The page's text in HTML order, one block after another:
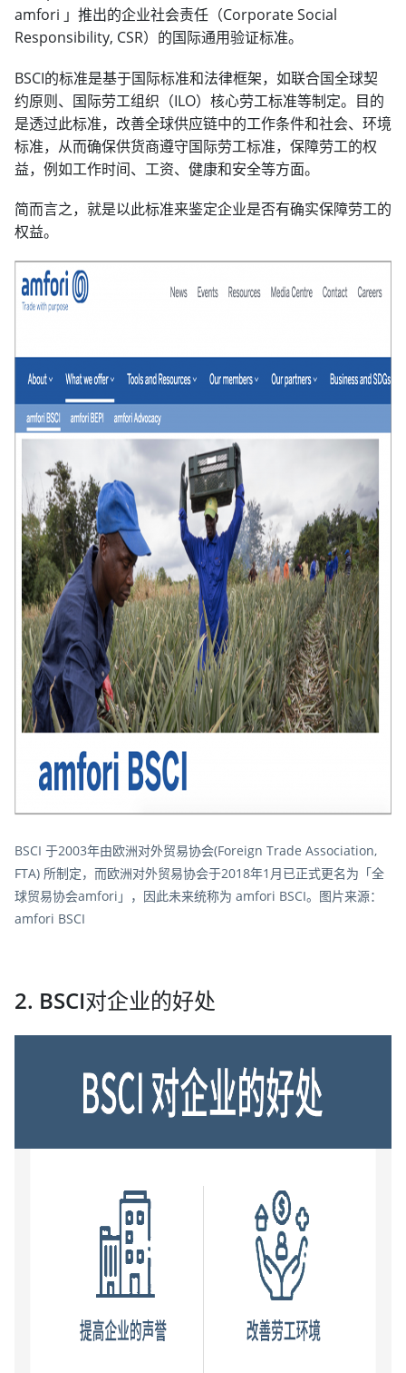
amfori 」推出的企业社会责任（Corporate Social
Responsibility, CSR）的国际通用验证标准。
BSCI的标准是基于国际标准和法律框架，如联合国全球契
约原则、国际劳工组织（ILO）核心劳工标准等制定。目的
是透过此标准，改善全球供应链中的工作条件和社会、环境
标准，从而确保供货商遵守国际劳工标准，保障劳工的权
益，例如工作时间、工资、健康和安全等方面。
简而言之，就是以此标准来鉴定企业是否有确实保障劳工的
权益。
BSCI 于2003年由欧洲对外贸易协会(Foreign Trade Association,
FTA) 所制定，而欧洲对外贸易协会于2018年1月已正式更名为「全
球贸易协会amfori」，因此未来统称为 amfori BSCI。图片来源：
amfori BSCI
2. BSCI对企业的好处